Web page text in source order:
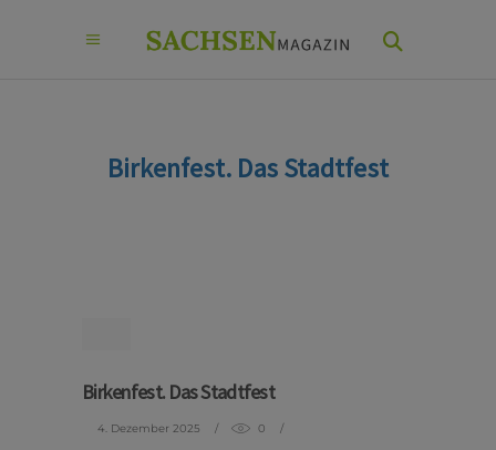
Birkenfest. Das Stadtfest
Birkenfest. Das Stadtfest
4. Dezember 2025 0